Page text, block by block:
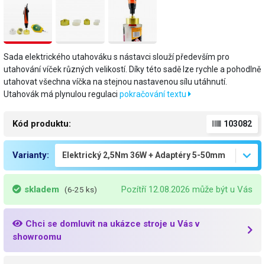
Sada elektrického utahováku s nástavci slouží především pro
utahování víček různých velikostí. Díky této sadě lze rychle a pohodlně
utahovat všechna víčka na stejnou nastavenou sílu utáhnutí.
Utahovák má plynulou regulaci pokračování textu
Kód produktu: 103082
Varianty:
skladem (6-25 ks) Pozítří 12.08.2026 může být u Vás
Chci se domluvit na ukázce stroje u Vás v
showroomu